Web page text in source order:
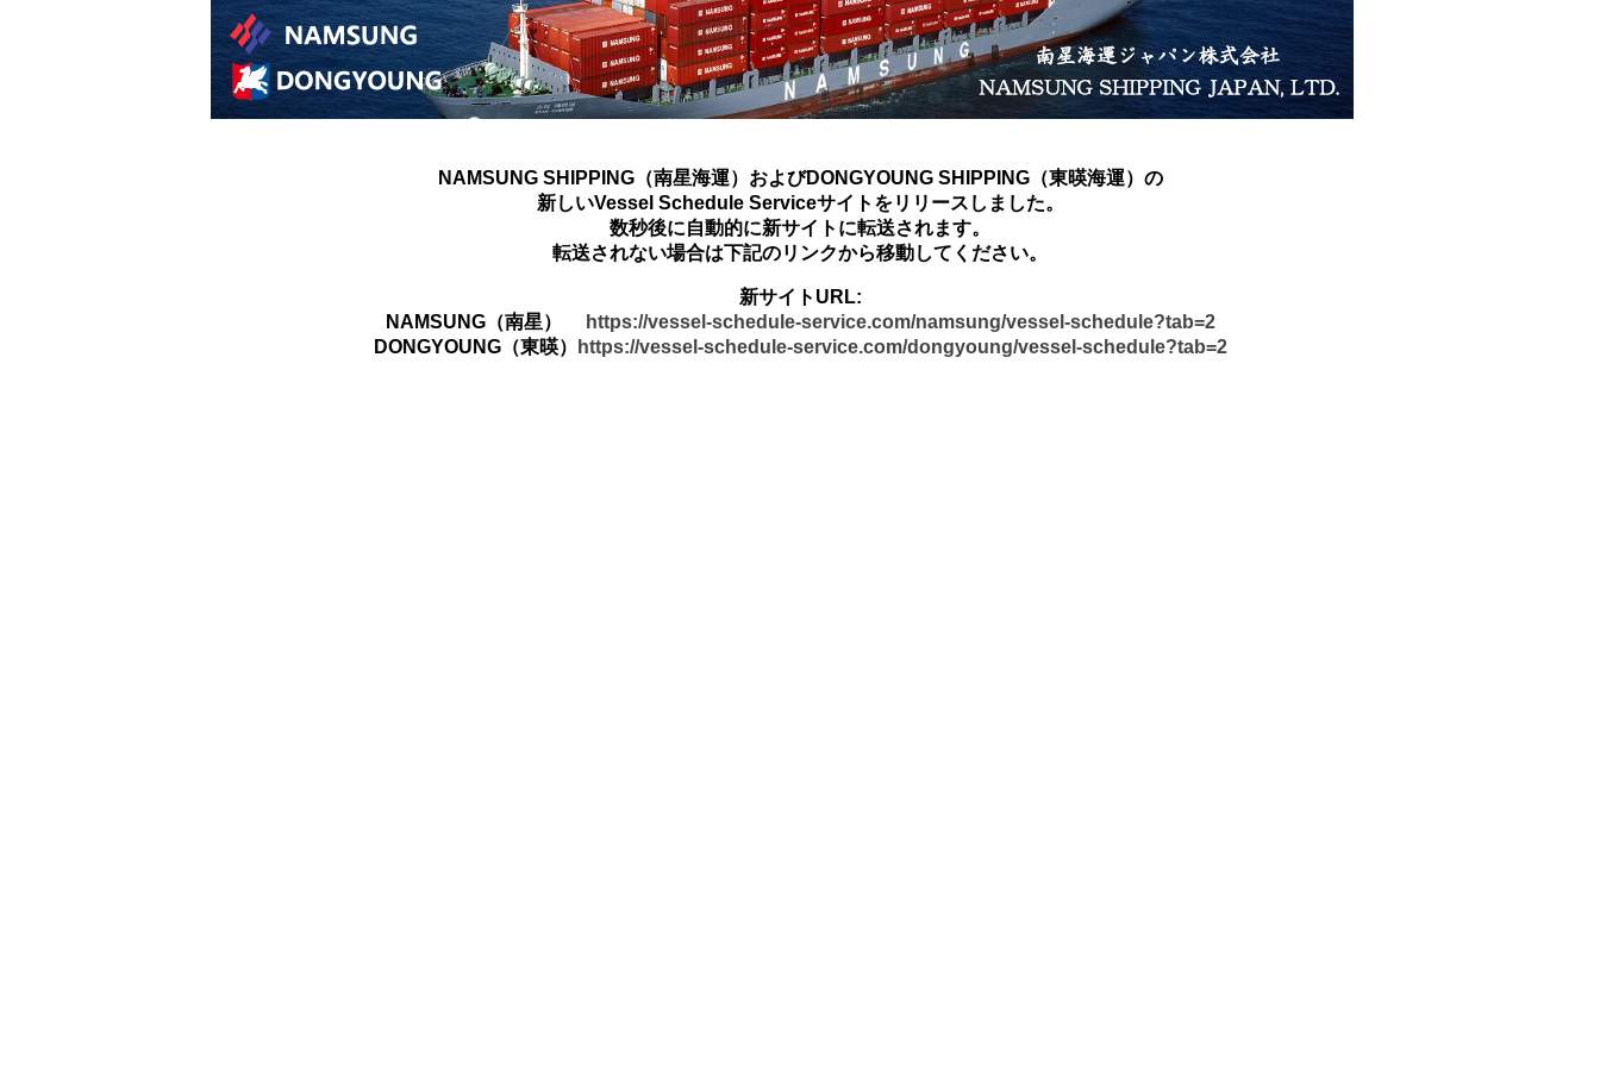
NAMSUNG SHIPPING（南星海運）およびDONGYOUNG SHIPPING（東暎海運）の
新しいVessel Schedule Serviceサイトをリリースしました。
数秒後に自動的に新サイトに転送されます。
転送されない場合は下記のリンクから移動してください。
新サイトURL:
NAMSUNG（南星）
https://vessel-schedule-service.com/namsung/vessel-schedule?tab=2
DONGYOUNG（東暎）
https://vessel-schedule-service.com/dongyoung/vessel-schedule?tab=2